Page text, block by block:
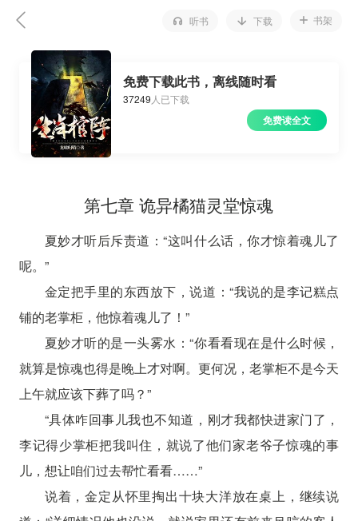
听书 下载 书架
免费下载此书，离线随时看
37249 人已下载
免费读全文
第七章 诡异橘猫灵堂惊魂
夏妙才听后斥责道：“这叫什么话，你才惊着魂儿了
呢。”
金定把手里的东西放下，说道：“我说的是李记糕点
铺的老掌柜，他惊着魂儿了！”
夏妙才听的是一头雾水：“你看看现在是什么时候，
就算是惊魂也得是晚上才对啊。更何况，老掌柜不是今天
上午就应该下葬了吗？”
“具体咋回事儿我也不知道，刚才我都快进家门了，
李记得少掌柜把我叫住，就说了他们家老爷子惊魂的事
儿，想让咱们过去帮忙看看……”
说着，金定从怀里掏出十块大洋放在桌上，继续说